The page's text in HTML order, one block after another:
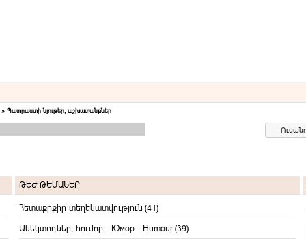
» Պատրաստի նյութեր, աշխատանքներ
ԹԵԺ ԹԵՄԱՆԵՐ
Հետաքրքիր տեղեկատվություն (41)
Անեկտոդներ, հումոր - Юмор - Humour (39)